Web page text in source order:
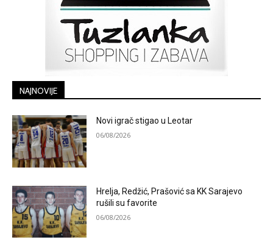
NAJNOVIJE
Novi igrač stigao u Leotar
06/08/2026
Hrelja, Redžić, Prašović sa KK Sarajevo
rušili su favorite
06/08/2026